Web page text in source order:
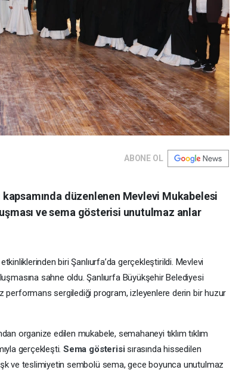
ABONE OL
düzenlenen Mevlevi Mukabelesi
ve sema gösterisi unutulmaz anlar
biri Şanlıurfa’da gerçekleştirildi. Mevlevi
sahne oldu. Şanlıurfa Büyükşehir Belediyesi
performans sergilediği program, izleyenlere derin bir huzur
organize edilen mukabele, semahaneyi tıklım tıklım
gerçekleşti.Sema gösterisisırasında hissedilen
ve teslimiyetin sembolü sema, gece boyunca unutulmaz